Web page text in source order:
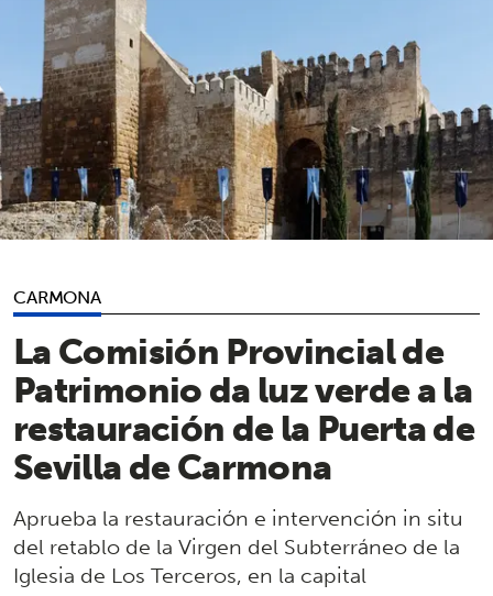
CARMONA
La Comisión Provincial de
Patrimonio da luz verde a la
restauración de la Puerta de
Sevilla de Carmona
Aprueba la restauración e intervención in situ
del retablo de la Virgen del Subterráneo de la
Iglesia de Los Terceros, en la capital